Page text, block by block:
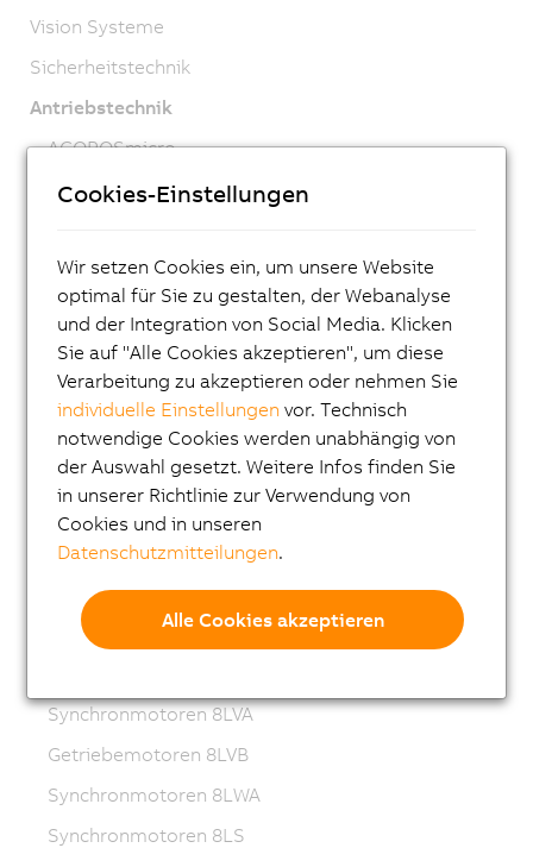
Vision Systeme
Sicherheitstechnik
Antriebstechnik
ACOPOSmicro
ACOPOS X
ACOPOS
ACOPOS P3
ACOPOSmulti
ACOPOSremote
ACOPOSmotor
Frequenzumrichter (VFD)
Synchronmotoren 8LS-4
Synchronmotoren 8MS-4
ACOPOSmotor Compact
Servomotoren 8WSA
Synchronmotoren 8LVA
Getriebemotoren 8LVB
Synchronmotoren 8LWA
Synchronmotoren 8LS
Cookies-Einstellungen
Wir setzen Cookies ein, um unsere Website
optimal für Sie zu gestalten, der Webanalyse
und der Integration von Social Media. Klicken
Sie auf "Alle Cookies akzeptieren", um diese
Verarbeitung zu akzeptieren oder nehmen Sie
individuelle Einstellungen vor. Technisch
notwendige Cookies werden unabhängig von
der Auswahl gesetzt. Weitere Infos finden Sie
in unserer Richtlinie zur Verwendung von
Cookies und in unseren
Datenschutzmitteilungen.
Alle Cookies akzeptieren